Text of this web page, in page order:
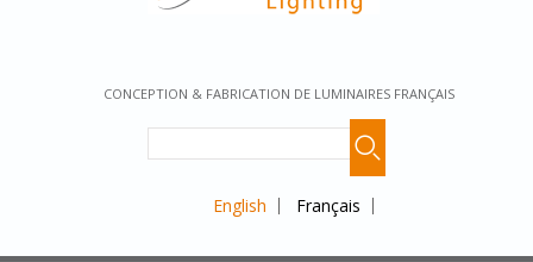
CONCEPTION & FABRICATION DE LUMINAIRES FRANÇAIS
English Français